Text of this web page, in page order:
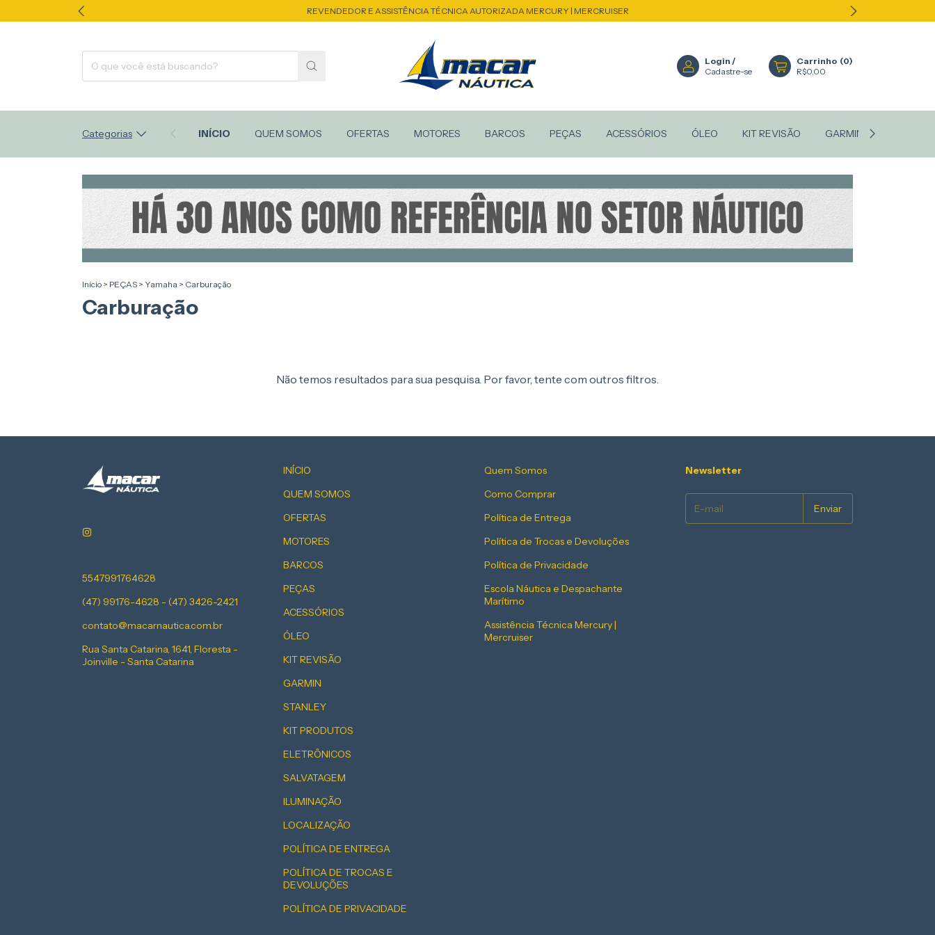
REVENDEDOR E ASSISTÊNCIA TÉCNICA AUTORIZADA MERCURY | MERCRUISER
Login /
Cadastre-se
Carrinho (0)
R$0,00
Categorias INÍCIO QUEM SOMOS OFERTAS MOTORES BARCOS PEÇAS ACESSÓRIOS ÓLEO KIT REVISÃO GARMIN
Início > PEÇAS > Yamaha > Carburação
Carburação
Não temos resultados para sua pesquisa. Por favor, tente com outros filtros.
5547991764628
(47) 99176-4628 - (47) 3426-2421
contato@macarnautica.com.br
Rua Santa Catarina, 1641, Floresta -
Joinville - Santa Catarina
INÍCIO
QUEM SOMOS
OFERTAS
MOTORES
BARCOS
PEÇAS
ACESSÓRIOS
ÓLEO
KIT REVISÃO
GARMIN
STANLEY
KIT PRODUTOS
ELETRÔNICOS
SALVATAGEM
ILUMINAÇÃO
LOCALIZAÇÃO
POLÍTICA DE ENTREGA
POLÍTICA DE TROCAS E
DEVOLUÇÕES
POLÍTICA DE PRIVACIDADE
Quem Somos
Como Comprar
Política de Entrega
Política de Trocas e Devoluções
Política de Privacidade
Escola Náutica e Despachante
Marítimo
Assistência Técnica Mercury |
Mercruiser
Newsletter